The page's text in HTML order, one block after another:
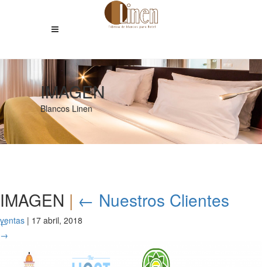
IMAGEN
Blancos Linen
IMAGEN | ← Nuestros Clientes
ventas | 17 abril, 2018
←
→